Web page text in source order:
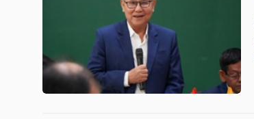
TRUY